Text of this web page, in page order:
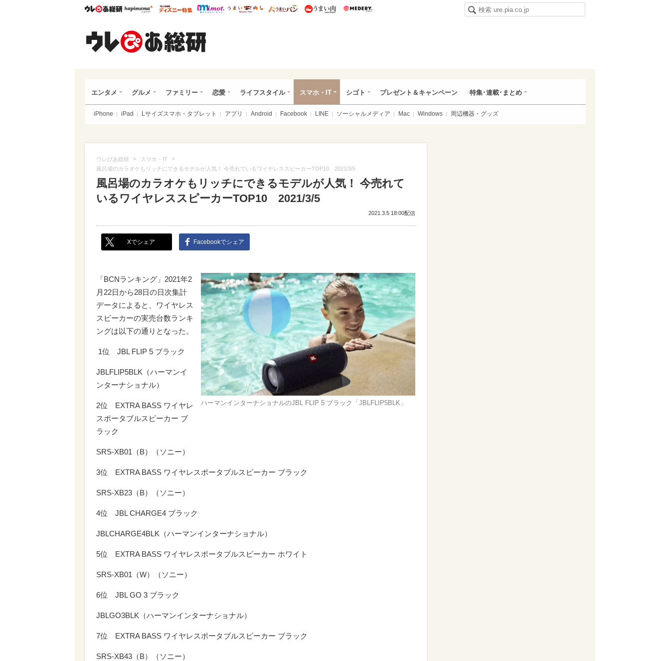
ウレぴあ総研ハピママ* ウレぴあ総研 ディズニー特集
mimot. うまいめし うまいパン うまい肉
エンタメ グルメ ファミリー 恋愛 ライフスタイル スマホ・IT シゴト プレゼント＆キャンペーン 特集･連載･まとめ
iPhone iPad Lサイズスマホ・タブレット アプリ Android Facebook LINE ソーシャルメディア Mac Windows 周辺機器・グッズ
ウレぴあ総研 > スマホ・IT >
風呂場のカラオケもリッチにできるモデルが人気！ 今売れているワイヤレススピーカーTOP10 2021/3/5
風呂場のカラオケもリッチにできるモデルが人気！ 今売れて
いるワイヤレススピーカーTOP10 2021/3/5
2021.3.5 18:00配信
Xでシェア Facebookでシェア
ハーマンインターナショナルのJBL FLIP 5 ブラック「JBLFLIP5BLK」
「BCNランキング」2021年2
月22日から28日の日次集計
データによると、ワイヤレス
スピーカーの実売台数ランキ
ングは以下の通りとなった。
1位 JBL FLIP 5 ブラック
JBLFLIP5BLK（ハーマンイ
ンターナショナル）
2位 EXTRA BASS ワイヤレ
スポータブルスピーカー ブ
ラック
SRS-XB01（B）（ソニー）
3位 EXTRA BASS ワイヤレスポータブルスピーカー ブラック
SRS-XB23（B）（ソニー）
4位 JBL CHARGE4 ブラック
JBLCHARGE4BLK（ハーマンインターナショナル）
5位 EXTRA BASS ワイヤレスポータブルスピーカー ホワイト
SRS-XB01（W）（ソニー）
6位 JBL GO 3 ブラック
JBLGO3BLK（ハーマンインターナショナル）
7位 EXTRA BASS ワイヤレスポータブルスピーカー ブラック
SRS-XB43（B）（ソニー）